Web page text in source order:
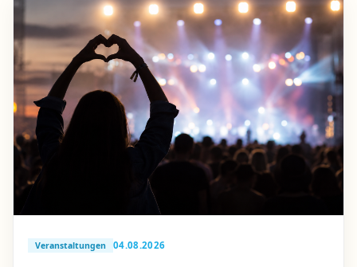
Veranstaltungen 04.08.2026